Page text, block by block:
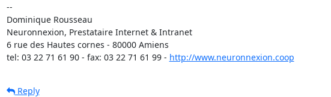
--
Dominique Rousseau
Neuronnexion, Prestataire Internet & Intranet
6 rue des Hautes cornes - 80000 Amiens
tel: 03 22 71 61 90 - fax: 03 22 71 61 99 - http://www.neuronnexion.coop
Reply